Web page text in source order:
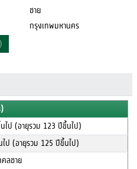
ชาย
กรุงเทพมหานคร
ไป (อายุรวม 123 ปีขึ้นไป)
ป (อายุรวม 125 ปีขึ้นไป)
ลชาย